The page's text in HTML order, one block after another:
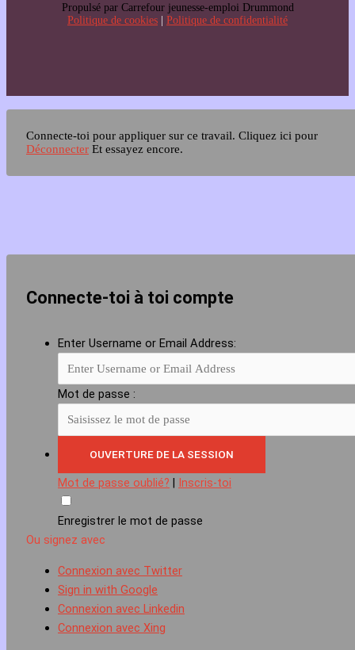
Propulsé par Carrefour jeunesse-emploi Drummond
Politique de cookies | Politique de confidentialité
Connecte-toi pour appliquer sur ce travail. Cliquez ici pour
Déconnecter Et essayez encore.
Connecte-toi à toi compte
Enter Username or Email Address:
Mot de passe :
Mot de passe oublié? Inscris-toi
Enregistrer le mot de passe
Ou signez avec
Connexion avec Twitter
Sign in with Google
Connexion avec Linkedin
Connexion avec Xing